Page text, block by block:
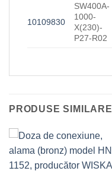
10109830
SW400A-
1000-
X(230)-
P27-R02
PRODUSE SIMILARE